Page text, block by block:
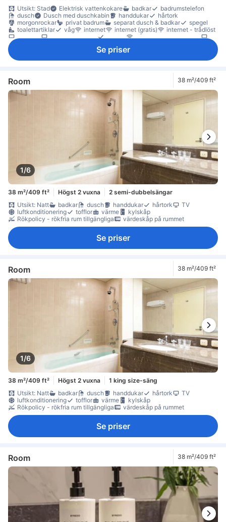
Utsikt: Stad
Elektrisk vattenkokare badkar
badrumstelefon
dusch
Dusch med duschkabin handdukar
hårtork
morgonrockar
privat badrum separat dusch & badkar
spegel
toalettartiklar
våg internet internet (gratis)
internet - trådlöst
platt-TV
satellit/kabel-TV telefon trådlöst internet (gratis)
mörkläggningsgardiner Pyjamas
Vinglas
heltäckningsmatta
högt belägen våning
soffa
klädhängare
möjlighet att stryka kläder
rökdetektor
Rökpolicy - rökfria rum tillgängliga
Säkerhets-/skyddsfunktioner
värdeskåp på rummet
Se priser
Room 38 m²/409 ft²
1/6
38 m²/409 ft² Högst 2 vuxna
2 semi-dubbelsängar
Utsikt: Natt
badkar dusch handdukar hårtork
TV
luftkonditionering
tofflor värme
kylskåp
Rökpolicy - rökfria rum tillgängliga
värdeskåp på rummet
Se priser
Room 38 m²/409 ft²
1/6
38 m²/409 ft² Högst 2 vuxna
1 king size-säng
Utsikt: Natt
badkar dusch handdukar hårtork
TV
luftkonditionering
tofflor värme
kylskåp
Rökpolicy - rökfria rum tillgängliga
värdeskåp på rummet
Se priser
Room 38 m²/409 ft²